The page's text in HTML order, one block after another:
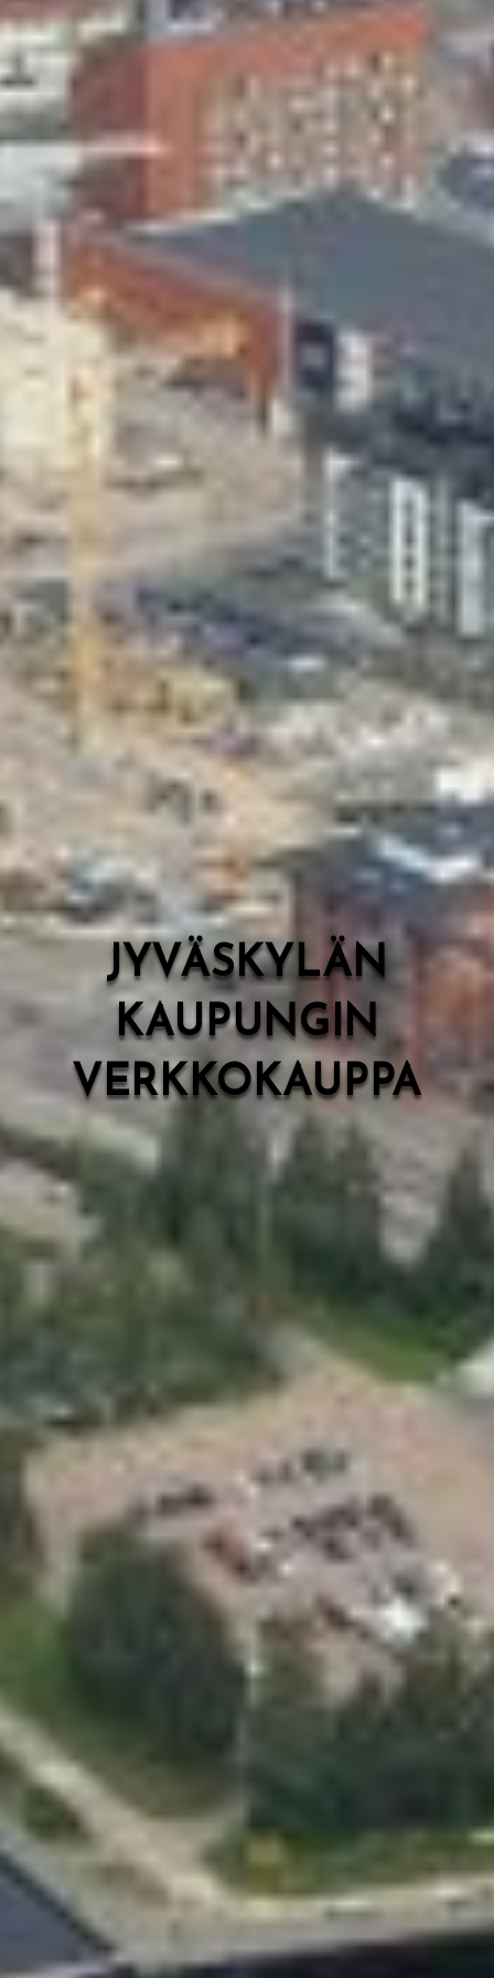
Skeittihalli
Varhaiskasvatus
Ateria- ja välipalamaksut
Mämminiemi
Taideapteekki
Kirjasto
Valon Kaupunki
Lasten Lysti & LystiKylä-festivaali
Ohje
English
JYVÄSKYLÄN
KAUPUNGIN
VERKKOKAUPPA